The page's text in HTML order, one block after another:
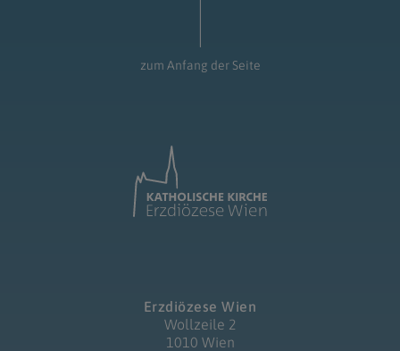
zum Anfang der Seite
Erzdiözese Wien
Wollzeile 2
1010 Wien